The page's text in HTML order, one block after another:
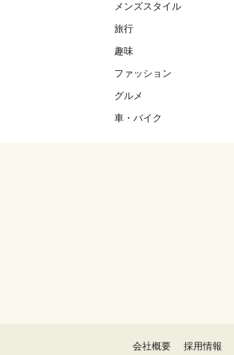
メンズスタイル
旅行
趣味
ファッション
グルメ
車・バイク
会社概要 採用情報